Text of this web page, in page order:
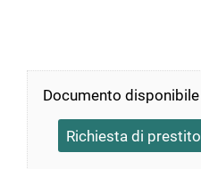
Documento disponibile
Richiesta di prestito